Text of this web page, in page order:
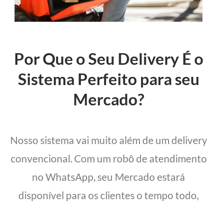
Por Que o Seu Delivery É o
Sistema Perfeito para seu
Mercado?
Nosso sistema vai muito além de um delivery
convencional. Com um robô de atendimento
no WhatsApp, seu Mercado estará
disponível para os clientes o tempo todo,